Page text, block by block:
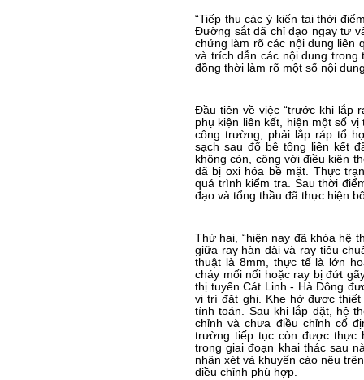
“Tiếp thu các ý kiến tại thời
Đường sắt đã chỉ đạo ngay tư
chứng làm rõ các nội dung liên
và trích dẫn các nội dung trong
đồng thời làm rõ một số nội
Đầu tiên về việc “trước khi lắp
phụ kiện liên kết, hiện một số
công trường, phải lắp ráp tổ
sạch sau đổ bê tông liên kết
không còn, cộng với điều kiện
đã bị oxi hóa bề mặt. Thực
quá trình kiểm tra. Sau thời
đạo và tổng thầu đã thực hiện
Thứ hai, “hiện nay đã khóa hệ
giữa ray hàn dài và ray tiêu
thuật là 8mm, thực tế là lớn
cháy mối nối hoặc ray bị đứt
thị tuyến Cát Linh - Hà Đông
vị trí đặt ghi. Khe hở được
tính toán. Sau khi lắp đặt, hệ
chỉnh và chưa điều chỉnh cố
trường tiếp tục còn được thực
trong giai đoạn khai thác sau
nhận xét và khuyến cáo nêu
điều chỉnh phù hợp.